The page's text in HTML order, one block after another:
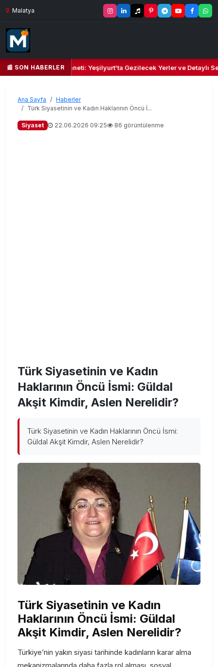
Malatya
📰 SON HABERLER
Kalbi ve Kültür Cenneti: Yeşilyurt’ta Gezilecek Yerler ve Detaylı
Ana Sayfa
Haberler
Türk Siyasetinin ve Kadın Haklarının Öncü İ...
Siyaset 22.06.2026 09:25 86 görüntülenme
Türk Siyasetinin ve Kadın
Haklarının Öncü İsmi: Güldal
Akşit Kimdir, Aslen Nerelidir?
Türk Siyasetinin ve Kadın Haklarının Öncü İsmi:
Güldal Akşit Kimdir, Aslen Nerelidir?
Türk Siyasetinin ve Kadın
Haklarının Öncü İsmi: Güldal
Akşit Kimdir, Aslen Nerelidir?
Türkiye’nin yakın siyasi tarihinde kadınların karar alma